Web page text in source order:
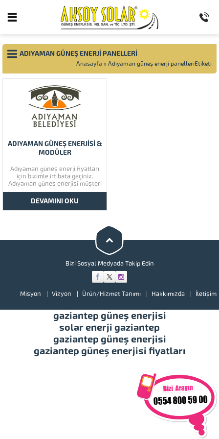
ADIYAMAN GÜNEŞ ENERJI PANELLERI
Anasayfa » Adıyaman güneş enerji panelleriEtiketi
ADIYAMAN GÜNEŞ ENERJİSİ &
MODÜLER
Adıyaman güneş enerji fiyatları
için bizimle irtibata geçiniz.
Adıyaman güneş enerjisi müşteri
memnuniyetine çok önem
vermektedir. Adıyaman güneş
enerjisinin kaliteli ürünlerini
görmek için lütfen ürünlerimize
illerimizde hizmet vermekteyiz.
Tüm soru,...
DEVAMINI OKU
Bizi Sosyal Medyada Takip Edin
Misyon Vizyon Ürün/Hizmet Tanımı Hakkımızda İletişim
gaziantep güneş enerjisi
solar enerji gaziantep
gaziantep güneş enerjisi
gaziantep güneş enerjisi fiyatları